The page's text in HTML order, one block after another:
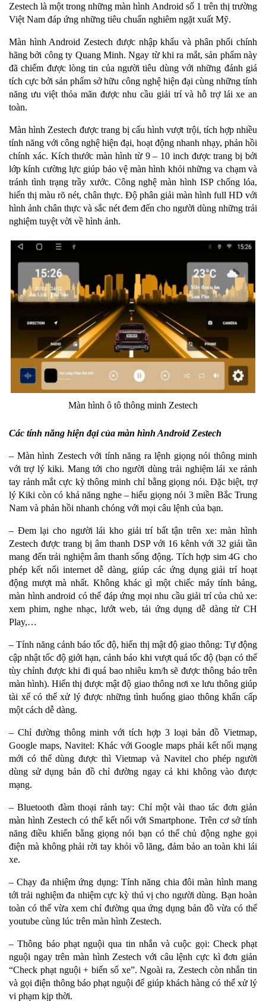
Zestech là một trong những màn hình Android số 1 trên thị trường
Việt Nam đáp ứng những tiêu chuẩn nghiêm ngặt xuất Mỹ.
Màn hình Android Zestech được nhập khẩu và phân phối chính
hãng bởi công ty Quang Minh. Ngay từ khi ra mắt, sản phẩm này
đã chiếm được lòng tin của người tiêu dùng với những đánh giá
tích cực bởi sản phẩm sở hữu công nghệ hiện đại cùng những tính
năng ưu việt thỏa mãn được nhu cầu giải trí và hỗ trợ lái xe an
toàn.
Màn hình Zestech được trang bị cấu hình vượt trội, tích hợp nhiều
tính năng với công nghệ hiện đại, hoạt động nhanh nhạy, phản hồi
chính xác. Kích thước màn hình từ 9 – 10 inch được trang bị bởi
lớp kính cường lực giúp bảo vệ màn hình khỏi những va chạm và
tránh tình trạng trầy xước. Công nghệ màn hình ISP chống lóa,
hiển thị màu rõ nét, chân thực. Độ phân giải màn hình full HD với
hình ảnh chân thực và sắc nét đem đến cho người dùng những trải
nghiệm tuyệt vời về hình ảnh.
Màn hình ô tô thông minh Zestech
Các tính năng hiện đại của màn hình Android Zestech
– Màn hình Zestech với tính năng ra lệnh giọng nói thông minh
với trợ lý kiki. Mang tới cho người dùng trải nghiệm lái xe rảnh
tay rảnh mắt cực kỳ thông minh chỉ bằng giọng nói. Đặc biệt, trợ
lý Kiki còn có khả năng nghe – hiểu giọng nói 3 miền Bắc Trung
Nam và phản hồi nhanh chóng với mọi câu lệnh của bạn.
– Đem lại cho người lái kho giải trí bất tận trên xe: màn hình
Zestech được trang bị âm thanh DSP với 16 kênh với 32 giải tần
mang đến trải nghiệm âm thanh sống động. Tích hợp sim 4G cho
phép kết nối internet dễ dàng, giúp các ứng dụng giải trí hoạt
động mượt mà nhất. Không khác gì một chiếc máy tính bảng,
màn hình android có thể đáp ứng mọi nhu cầu giải trí của chủ xe:
xem phim, nghe nhạc, lướt web, tải ứng dụng dễ dàng từ CH
Play,…
– Tính năng cảnh báo tốc độ, hiển thị mật độ giao thông: Tự động
cập nhật tốc độ giới hạn, cảnh báo khi vượt quá tốc độ (bạn có thể
tùy chỉnh được khi đi quá bao nhiêu km/h sẽ được thông báo trên
màn hình). Hiển thị được mật độ giao thông nơi xe lưu thông giúp
tài xế có thể xử lý được những tình huống giao thông khẩn cấp
một cách dễ dàng.
– Chỉ đường thông minh với tích hợp 3 loại bản đồ Vietmap,
Google maps, Navitel: Khác với Google maps phải kết nối mạng
mới có thể dùng được thì Vietmap và Navitel cho phép người
dùng sử dụng bản đồ chỉ đường ngay cả khi không vào được
mạng.
– Bluetooth đàm thoại rảnh tay: Chỉ một vài thao tác đơn giản
màn hình Zestech có thể kết nối với Smartphone. Trên cơ sở tính
năng điều khiển bằng giọng nói bạn có thể chủ động nghe gọi
điện mà không phải rời tay khỏi vô lăng, đảm bảo an toàn khi lái
xe.
– Chạy đa nhiệm ứng dụng: Tính năng chia đôi màn hình mang
tới trải nghiệm đa nhiệm cực kỳ thú vị cho người dùng. Bạn hoàn
toàn có thể vừa xem chỉ đường qua ứng dụng bản đồ vừa có thể
youtube cùng lúc trên màn hình Zestech.
– Thông báo phạt nguội qua tin nhắn và cuộc gọi: Check phạt
nguội ngay trên màn hình Zestech với câu lệnh cực kì đơn giản
“Check phạt nguội + biển số xe”. Ngoài ra, Zestech còn nhắn tin
và gọi điện thông báo phạt nguội để giúp khách hàng có thể xử lý
vi phạm kịp thời.